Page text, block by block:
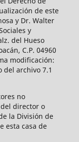
de este
y Dr. Walter
y
del Hueso
C.P. 04960
modificación:
del archivo 7.1
no
director o
la División de
esta casa de